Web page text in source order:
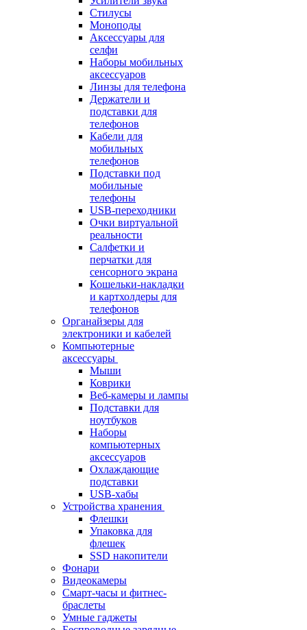
Стилусы
Моноподы
Аксессуары для
селфи
Наборы мобильных
аксессуаров
Линзы для телефона
Держатели и
подставки для
телефонов
Кабели для
мобильных
телефонов
Подставки под
мобильные
телефоны
USB-переходники
Очки виртуальной
реальности
Салфетки и
перчатки для
сенсорного экрана
Кошельки-накладки
и картхолдеры для
телефонов
Органайзеры для
электроники и кабелей
Компьютерные
аксессуары
Мыши
Коврики
Веб-камеры и лампы
Подставки для
ноутбуков
Наборы
компьютерных
аксессуаров
Охлаждающие
подставки
USB-хабы
Устройства хранения
Флешки
Упаковка для
флешек
SSD накопители
Фонари
Видеокамеры
Смарт-часы и фитнес-
браслеты
Умные гаджеты